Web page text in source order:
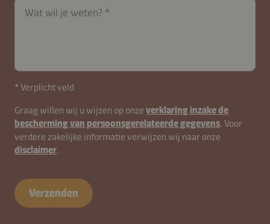
Wat wil je weten?
* Verplicht veld
Graag willen wij u wijzen op onze verklaring inzake de
bescherming van persoonsgerelateerde gegevens. Voor
verdere zakelijke informatie verwijzen wij naar onze
disclaimer.
Verzenden